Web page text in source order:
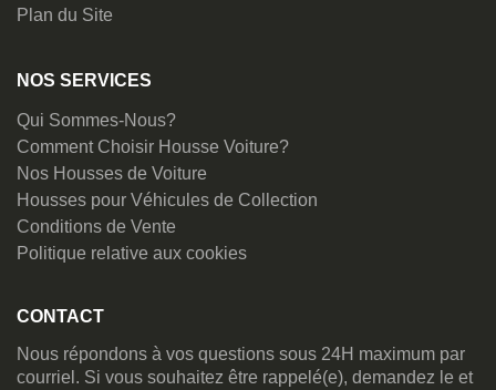
Plan du Site
NOS SERVICES
Qui Sommes-Nous?
Comment Choisir Housse Voiture?
Nos Housses de Voiture
Housses pour Véhicules de Collection
Conditions de Vente
Politique relative aux cookies
CONTACT
Nous répondons à vos questions sous 24H maximum par
courriel. Si vous souhaitez être rappelé(e), demandez le et